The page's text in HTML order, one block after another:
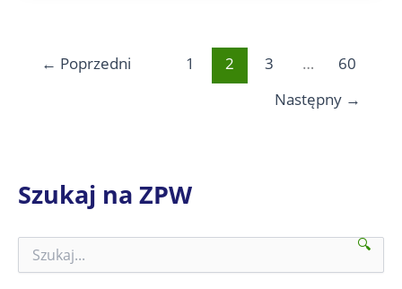
← Poprzedni 1 2 3 …
60
Następny →
Szukaj na ZPW
🔍